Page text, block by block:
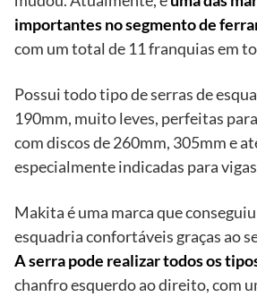
importantes no segmento de
com um total de 11 franquias em
Possui todo tipo de serras de
190mm, muito leves, perfeitas
com discos de 260mm, 305mm e
especialmente indicadas para
Makita é uma marca que
esquadria confortáveis ​​graças ao
A serra pode realizar todos os
chanfro esquerdo ao direito, com